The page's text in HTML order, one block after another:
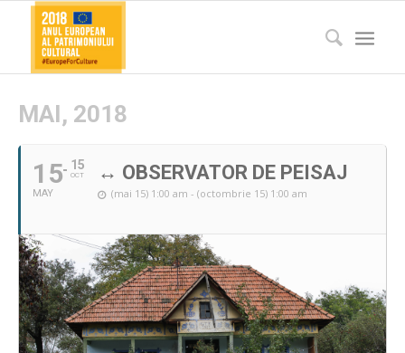
MAI, 2018
15
MAY
15
OCT ↔ OBSERVATOR DE PEISAJ
(mai 15) 1:00 am - (octombrie 15) 1:00 am